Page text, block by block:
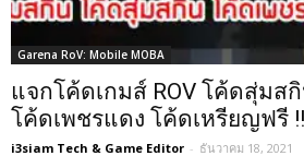
Garena RoV: Mobile MOBA
แจกโค้ดเกมส์ ROV โค้ดสุ่มส
โค้ดเพชรแดง โค้ดเหรียญฟรี !!
i3siam Tech & Game Editor - ธันวาคม 18, 2021